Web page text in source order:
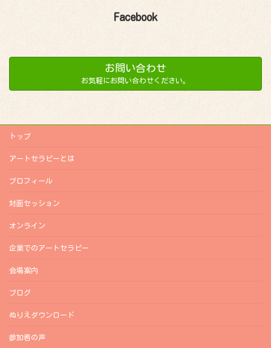
Facebook
お問い合わせ
お気軽にお問い合わせください。
トップ
アートセラピーとは
プロフィール
対面セッション
オンライン
企業でのアートセラピー
会場案内
ブログ
ぬりえダウンロード
参加者の声